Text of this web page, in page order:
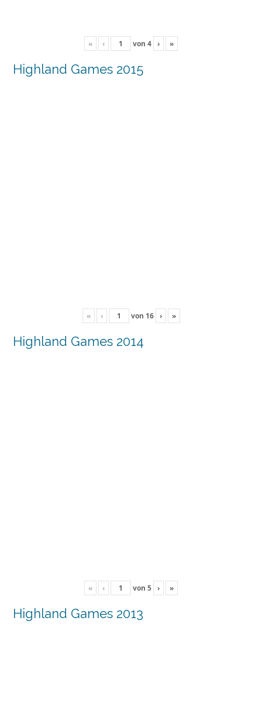
« ‹ von 4 › »
Highland Games 2015
« ‹ von 16 › »
Highland Games 2014
« ‹ von 5 › »
Highland Games 2013